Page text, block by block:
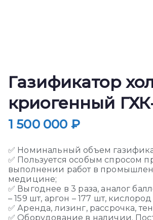
Газификатор
криогенный
1 500 000 ₽
✅ Номинальный объем
✅ Пользуется особым спросом
выполнении работ в
медицине;
✅ Выгоднее в 3 раза, аналог
– 159 шт, аргон – 177 шт, кислород
✅ Аренда, лизинг, рассрочка,
✅ Оборудование в наличии.